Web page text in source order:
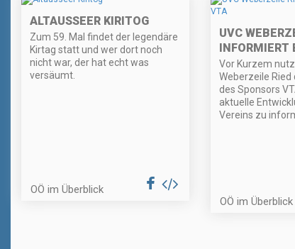
ALTAUSSEER KIRITOG
Zum 59. Mal findet der legendäre
Kirtag statt und wer dort noch
nicht war, der hat echt was
versäumt.
OÖ im Überblick
UVC
INFORMIERT
Vor Kurzem
Weberzeile
des Sponsors
aktuelle
Vereins zu
OÖ im Überblick